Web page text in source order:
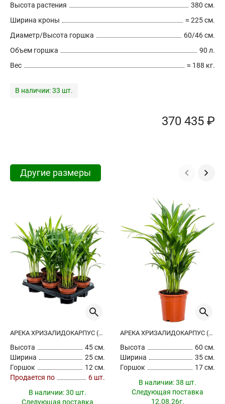
380 см.
Высота растения
≈ 225 см.
Ширина кроны
60/46 см.
Диаметр/Высота горшка
90 л.
Объем горшка
≈ 188 кг.
Вес
В наличии:33 шт.
370 435 ₽
Другие размеры
АРЕКА ХРИЗАЛИДОКАРПУС (ДИПСИС ЖЕЛТОВАТЫЙ)
Высота
45 см.
Ширина
25 см.
Горшок
12 см.
Продается по
6 шт.
В наличии:30 шт.
Следующая поставка
АРЕКА ХРИЗАЛИДОКАРПУС (ДИПСИС ЖЕЛТОВАТЫЙ)
Высота
60 см.
Ширина
35 см.
Горшок
17 см.
В наличии:38 шт.
Следующая поставка
12.08.26г.